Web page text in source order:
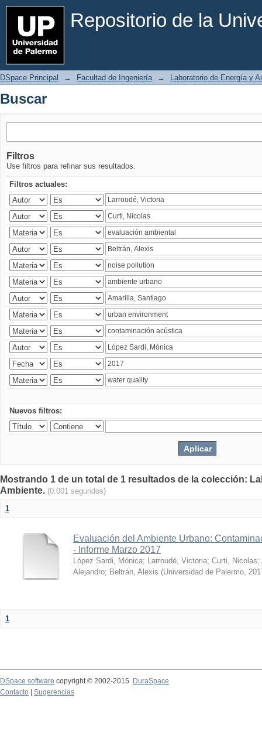
Repositorio de la
Buscar
DSpace Principal → Facultad de Ingeniería → Laboratorio de Energía y
Buscar
Filtros
Use filtros para refinar sus resultados.
Filtros actuales:
Nuevos filtros:
Mostrando 1 de un total de 1 resultados de la colección:
Ambiente. (0.001 segundos)
1
Evaluación del Ambiente Urbano:
- Informe Marzo 2017
López Sardi, Mónica; Larroudé, Victoria; Curti, Nicolas;
Alejandro; Beltrán, Alexis (Universidad de Palermo,
1
DSpace software copyright © 2002-2015
DuraSpace
Contacto
Sugerencias